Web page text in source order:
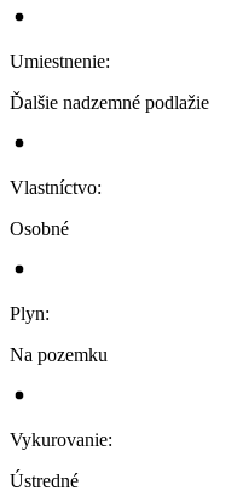
Umiestnenie:
Ďalšie nadzemné podlažie
Vlastníctvo:
Osobné
Plyn:
Na pozemku
Vykurovanie:
Ústredné